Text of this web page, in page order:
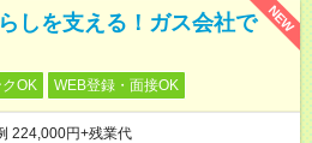
NEW
しを支える！ガス会社で
OK WEB登録・面接OK
224,000円+残業代